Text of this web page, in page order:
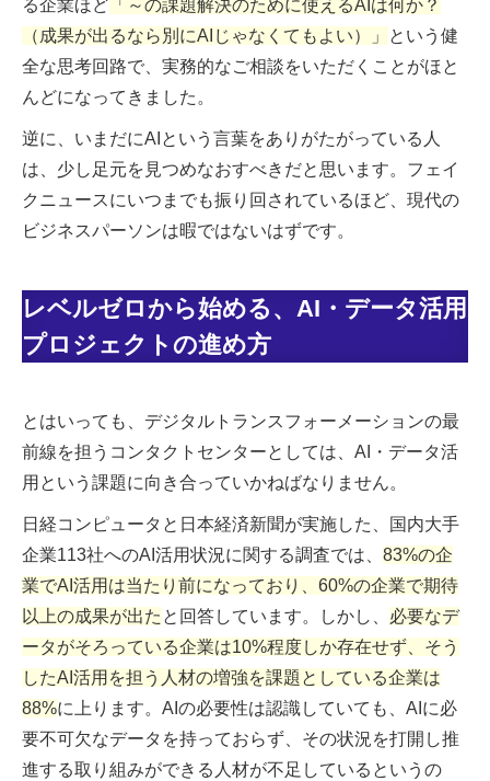
る企業ほど 「～の課題解決のために使えるAIは何か？
（成果が出るなら別にAIじゃなくてもよい）」
という健
全な思考回路で、実務的なご相談をいただくことがほと
んどになってきました。
逆に、いまだにAIという言葉をありがたがっている人
は、少し足元を見つめなおすべきだと思います。フェイ
クニュースにいつまでも振り回されているほど、現代の
ビジネスパーソンは暇ではないはずです。
レベルゼロから始める、AI・データ活用
プロジェクトの進め方
とはいっても、デジタルトランスフォーメーションの最
前線を担うコンタクトセンターとしては、AI・データ活
用という課題に向き合っていかねばなりません。
日経コンピュータと日本経済新聞が実施した、国内大手
企業113社へのAI活用状況に関する調査では、 83%の企
業でAI活用は当たり前になっており、60%の企業で期待
以上の成果が出た と回答しています。しかし、 必要なデ
ータがそろっている企業は10%程度しか存在せず、そう
したAI活用を担う人材の増強を課題としている企業は
88%に上ります。AIの必要性は認識していても、AIに必
要不可欠なデータを持っておらず、その状況を打開し推
進する取り組みができる人材が不足しているというの